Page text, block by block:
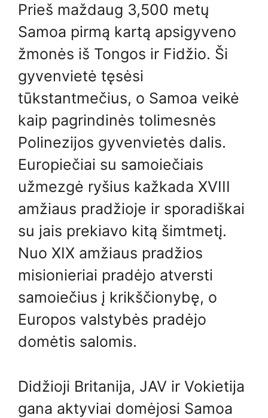
Prieš maždaug 3,500 metų
Samoa pirmą kartą apsigyveno
žmonės iš Tongos ir Fidžio. Ši
gyvenvietė tęsėsi
tūkstantmečius, o Samoa veikė
kaip pagrindinės tolimesnės
Polinezijos gyvenvietės dalis.
Europiečiai su samoiečiais
užmezgė ryšius kažkada XVIII
amžiaus pradžioje ir sporadiškai
su jais prekiavo kitą šimtmetį.
Nuo XIX amžiaus pradžios
misionieriai pradėjo atversti
samoiečius į krikščionybę, o
Europos valstybės pradėjo
domėtis salomis.
Didžioji Britanija, JAV ir Vokietija
gana aktyviai domėjosi Samoa